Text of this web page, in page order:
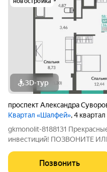
3D-тур
проспект Александра
Квартал «Шалфей», 4
gkmonolit-8188131
инвестиций! ПОЗВОНИТЕ
ОГРАНИЧЕНО! О КОМПЛЕКСЕ Квартал состоит из 7 секций: 10,Позвонить